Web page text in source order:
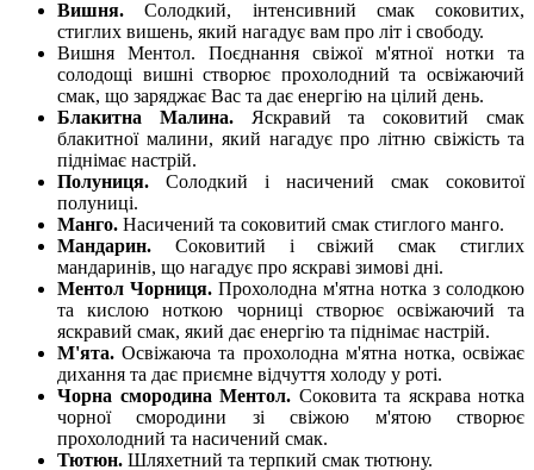
Вишня.Солодкий, інтенсивний смак соковитих,
стиглих вишень, який нагадує вам про літ і свободу.
Вишня Ментол. Поєднання свіжої м'ятної нотки та
солодощі вишні створює прохолодний та освіжаючий
смак, що заряджає Вас та дає енергію на цілий день.
Блакитна Малина.Яскравий та соковитий смак
блакитної малини, який нагадує про літню свіжість та
піднімає настрій.
Полуниця. Солодкий і насичений смак соковитої
полуниці.
Манго. Насичений та соковитий смак стиглого манго.
Мандарин. Соковитий і свіжий смак стиглих
мандаринів, що нагадує про яскраві зимові дні.
Ментол Чорниця. Прохолодна м'ятна нотка з солодкою
та кислою ноткою чорниці створює освіжаючий та
яскравий смак, який дає енергію та піднімає настрій.
М'ята.Освіжаюча та прохолодна м'ятна нотка, освіжає
дихання та дає приємне відчуття холоду у роті.
Чорна смородина Ментол. Соковита та яскрава нотка
чорної смородини зі свіжою м'ятою створює
прохолодний та насичений смак.
Тютюн. Шляхетний та терпкий смак тютюну.